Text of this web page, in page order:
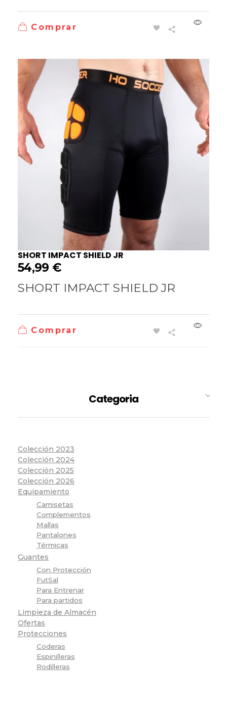
Comprar
SHORT IMPACT SHIELD JR
54,99 €
SHORT IMPACT SHIELD JR
Comprar
Categoria
Colección 2023
Colección 2024
Colección 2025
Colección 2026
Equipamiento
Camisetas
Complementos
Mallas
Pantalones
Térmicas
Guantes
Con Protección
FutSal
Para Entrenar
Para partidos
Limpieza de Almacén
Ofertas
Protecciones
Coderas
Espinilleras
Rodilleras